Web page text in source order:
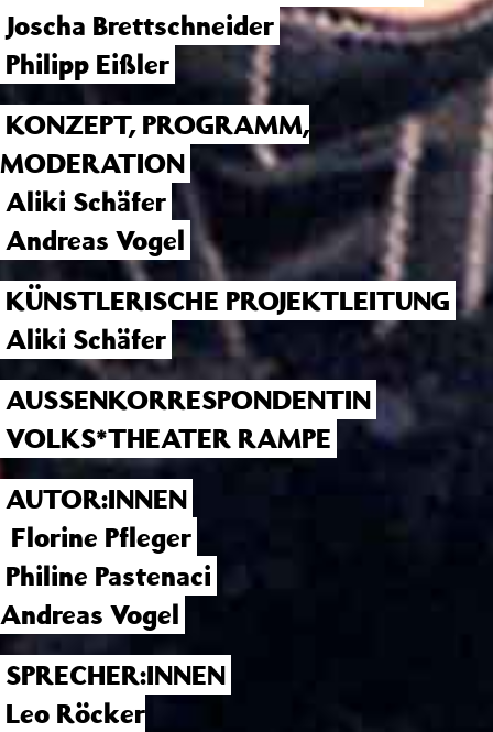
Joscha Brettschneider
Philipp Eißler
KONZEPT, PROGRAMM,
MODERATION
Aliki Schäfer
Andreas Vogel
KÜNSTLERISCHE PROJEKTLEITUNG
Aliki Schäfer
AUSSENKORRESPONDENTIN
VOLKS*THEATER RAMPE
AUTOR:INNEN
Florine Pfleger
Philine Pastenaci
Andreas Vogel
SPRECHER:INNEN
Leo Röcker